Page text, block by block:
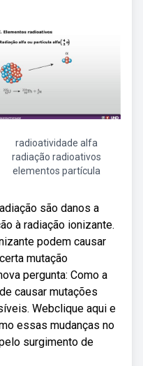
radioatividade alfa
radiação radioativos
elementos partícula
são danos a
à radiação ionizante.
podem causar
mutação
pergunta: Como a
causar mutações
Webclique aqui e
essas mudanças no
surgimento de